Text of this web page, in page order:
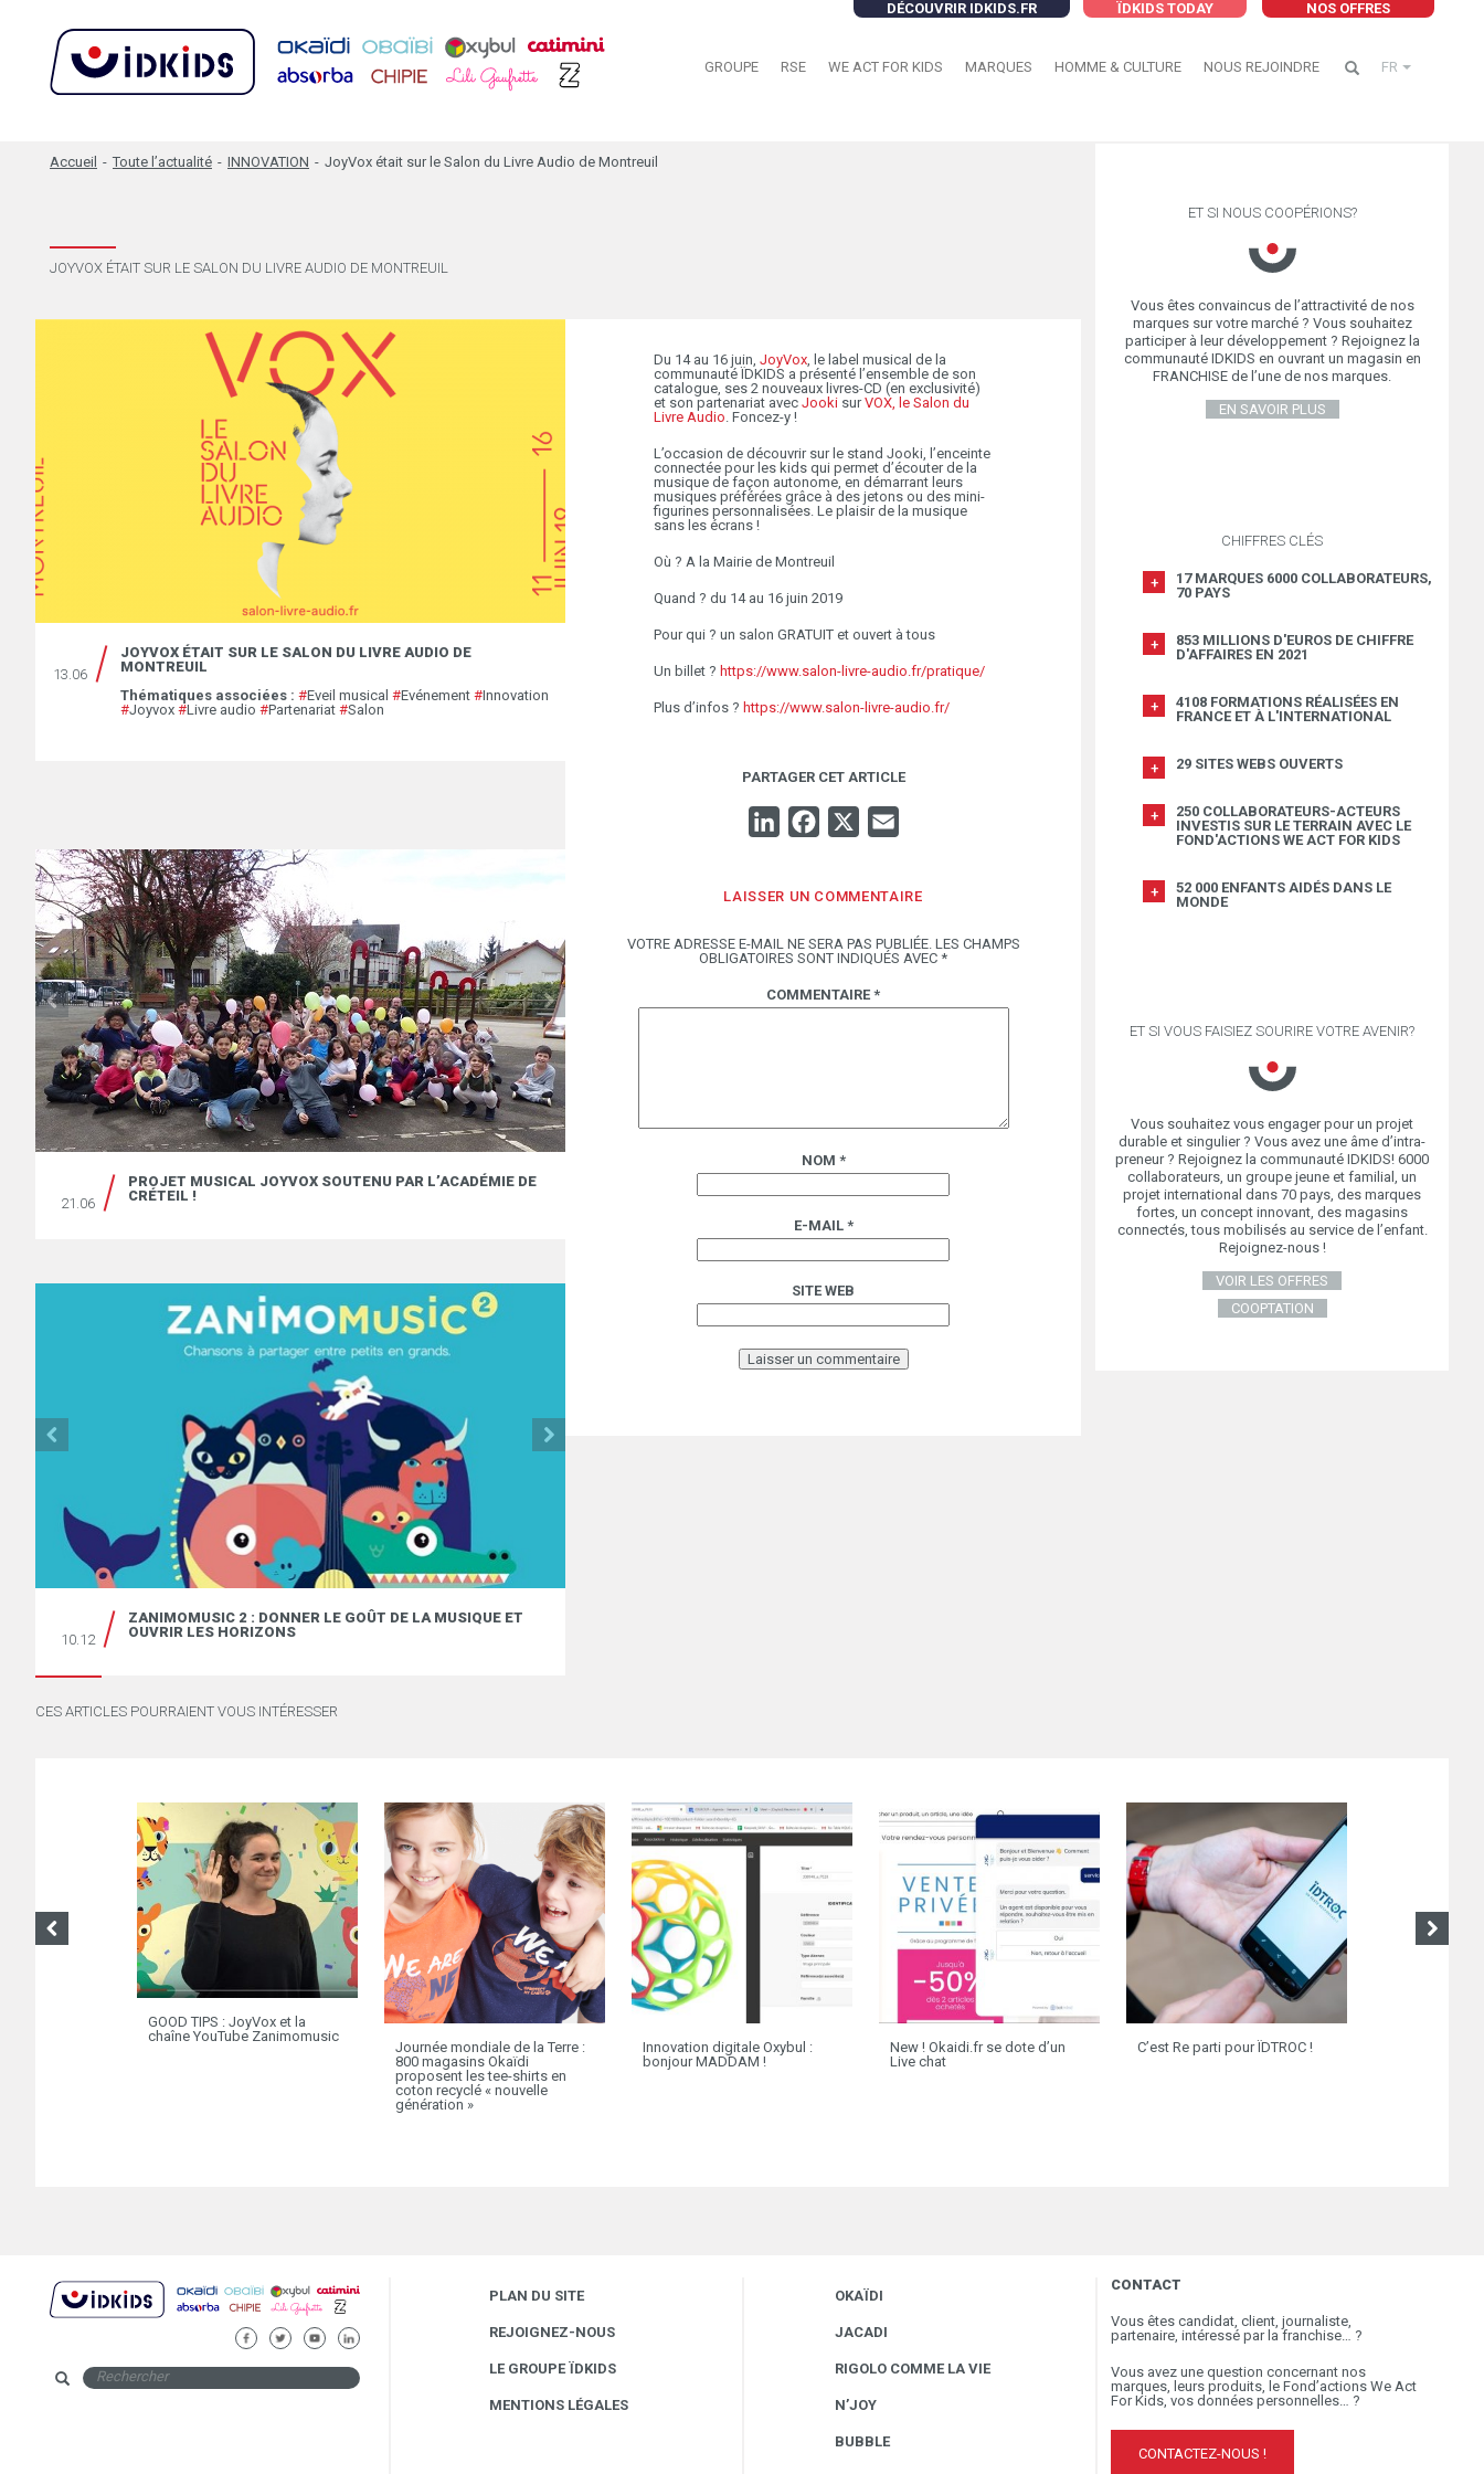
DÉCOUVRIR IDKIDS.FR NOS OFFRES
ÏDKIDS TODAY
GROUPE RSE WE ACT FOR KIDS MARQUES HOMME & CULTURE NOUS REJOINDRE FR
Accueil - Toute l’actualité - INNOVATION - JoyVox était sur le Salon du Livre Audio de Montreuil
JOYVOX ÉTAIT SUR LE SALON DU LIVRE AUDIO DE MONTREUIL
13.06
JOYVOX ÉTAIT SUR LE SALON DU LIVRE AUDIO DE
MONTREUIL
Thématiques associées : #Eveil musical #Evénement #Innovation
#Joyvox #Livre audio #Partenariat #Salon
21.06
PROJET MUSICAL JOYVOX SOUTENU PAR L’ACADÉMIE DE
CRÉTEIL !
CRÉTEIL !
10.12
ZANIMOMUSIC 2 : DONNER LE GOÛT DE LA MUSIQUE ET
OUVRIR LES HORIZONS
Du 14 au 16 juin, JoyVox, le label musical de la
communauté ÏDKIDS a présenté l’ensemble de son
catalogue, ses 2 nouveaux livres-CD (en exclusivité)
et son partenariat avec Jooki surVOX, le Salon du
Livre Audio. Foncez-y !
L’occasion de découvrir sur le stand Jooki, l’enceinte
connectée pour les kids qui permet d’écouter de la
musique de façon autonome, en démarrant leurs
musiques préférées grâce à des jetons ou des mini-
figurines personnalisées. Le plaisir de la musique
sans les écrans !
Où ? A la Mairie de Montreuil
Quand ? du 14 au 16 juin 2019
Pour qui ? un salon GRATUIT et ouvert à tous
Un billet ? https://www.salon-livre-audio.fr/pratique/
Plus d’infos ? https://www.salon-livre-audio.fr/
PARTAGER CET ARTICLE
LINKEDINFACEBOOK
LAISSER UN COMMENTAIRE
VOTRE ADRESSE E-MAIL NE SERA PAS PUBLIÉE. LES CHAMPS
OBLIGATOIRES SONT INDIQUÉS AVEC *
COMMENTAIRE *
NOM *
E-MAIL *
SITE WEB
ET SI NOUS COOPÉRIONS?
Vous êtes convaincus de l’attractivité de nos
marques sur votre marché ? Vous souhaitez
participer à leur développement ? Rejoignez la
communauté IDKIDS en ouvrant un magasin en
FRANCHISE de l’une de nos marques.
EN SAVOIR PLUS
CHIFFRES CLÉS
17 MARQUES 6000 COLLABORATEURS,
70 PAYS
853 MILLIONS D'EUROS DE CHIFFRE
D'AFFAIRES EN 2021
4108 FORMATIONS RÉALISÉES EN
FRANCE ET À L'INTERNATIONAL
29 SITES WEBS OUVERTS
250 COLLABORATEURS-ACTEURS
INVESTIS SUR LE TERRAIN AVEC LE
FOND'ACTIONS WE ACT FOR KIDS
52 000 ENFANTS AIDÉS DANS LE
MONDE
ET SI VOUS FAISIEZ SOURIRE VOTRE AVENIR?
Vous souhaitez vous engager pour un projet
durable et singulier ? Vous avez une âme d’intra-
preneur ? Rejoignez la communauté IDKIDS! 6000
collaborateurs, un groupe jeune et familial, un
projet international dans 70 pays, des marques
fortes, un concept innovant, des magasins
connectés, tous mobilisés au service de l’enfant.
Rejoignez-nous !
VOIR LES OFFRES
COOPTATION
CES ARTICLES POURRAIENT VOUS INTÉRESSER
GOOD TIPS : JoyVox et la
chaîne YouTube Zanimomusic
Journée mondiale de la Terre :
800 magasins Okaïdi
proposent les tee-shirts en
coton recyclé « nouvelle
génération »
Innovation digitale Oxybul :
bonjour MADDAM !
New ! Okaidi.fr se dote d’un
Live chat
C’est Re parti pour ÏDTROC !
FACEBOOKTWITTERYOUTUBELINKEDIN
PLAN DU SITE
REJOIGNEZ-NOUS
LE GROUPE ÏDKIDS
MENTIONS LÉGALES
OKAÏDI
JACADI
RIGOLO COMME LA VIE
N’JOY
BUBBLE
CONTACT
Vous êtes candidat, client, journaliste,
partenaire, intéressé par la franchise… ?
Vous avez une question concernant nos
marques, leurs produits, le Fond’actions We Act
For Kids, vos données personnelles… ?
CONTACTEZ-NOUS !